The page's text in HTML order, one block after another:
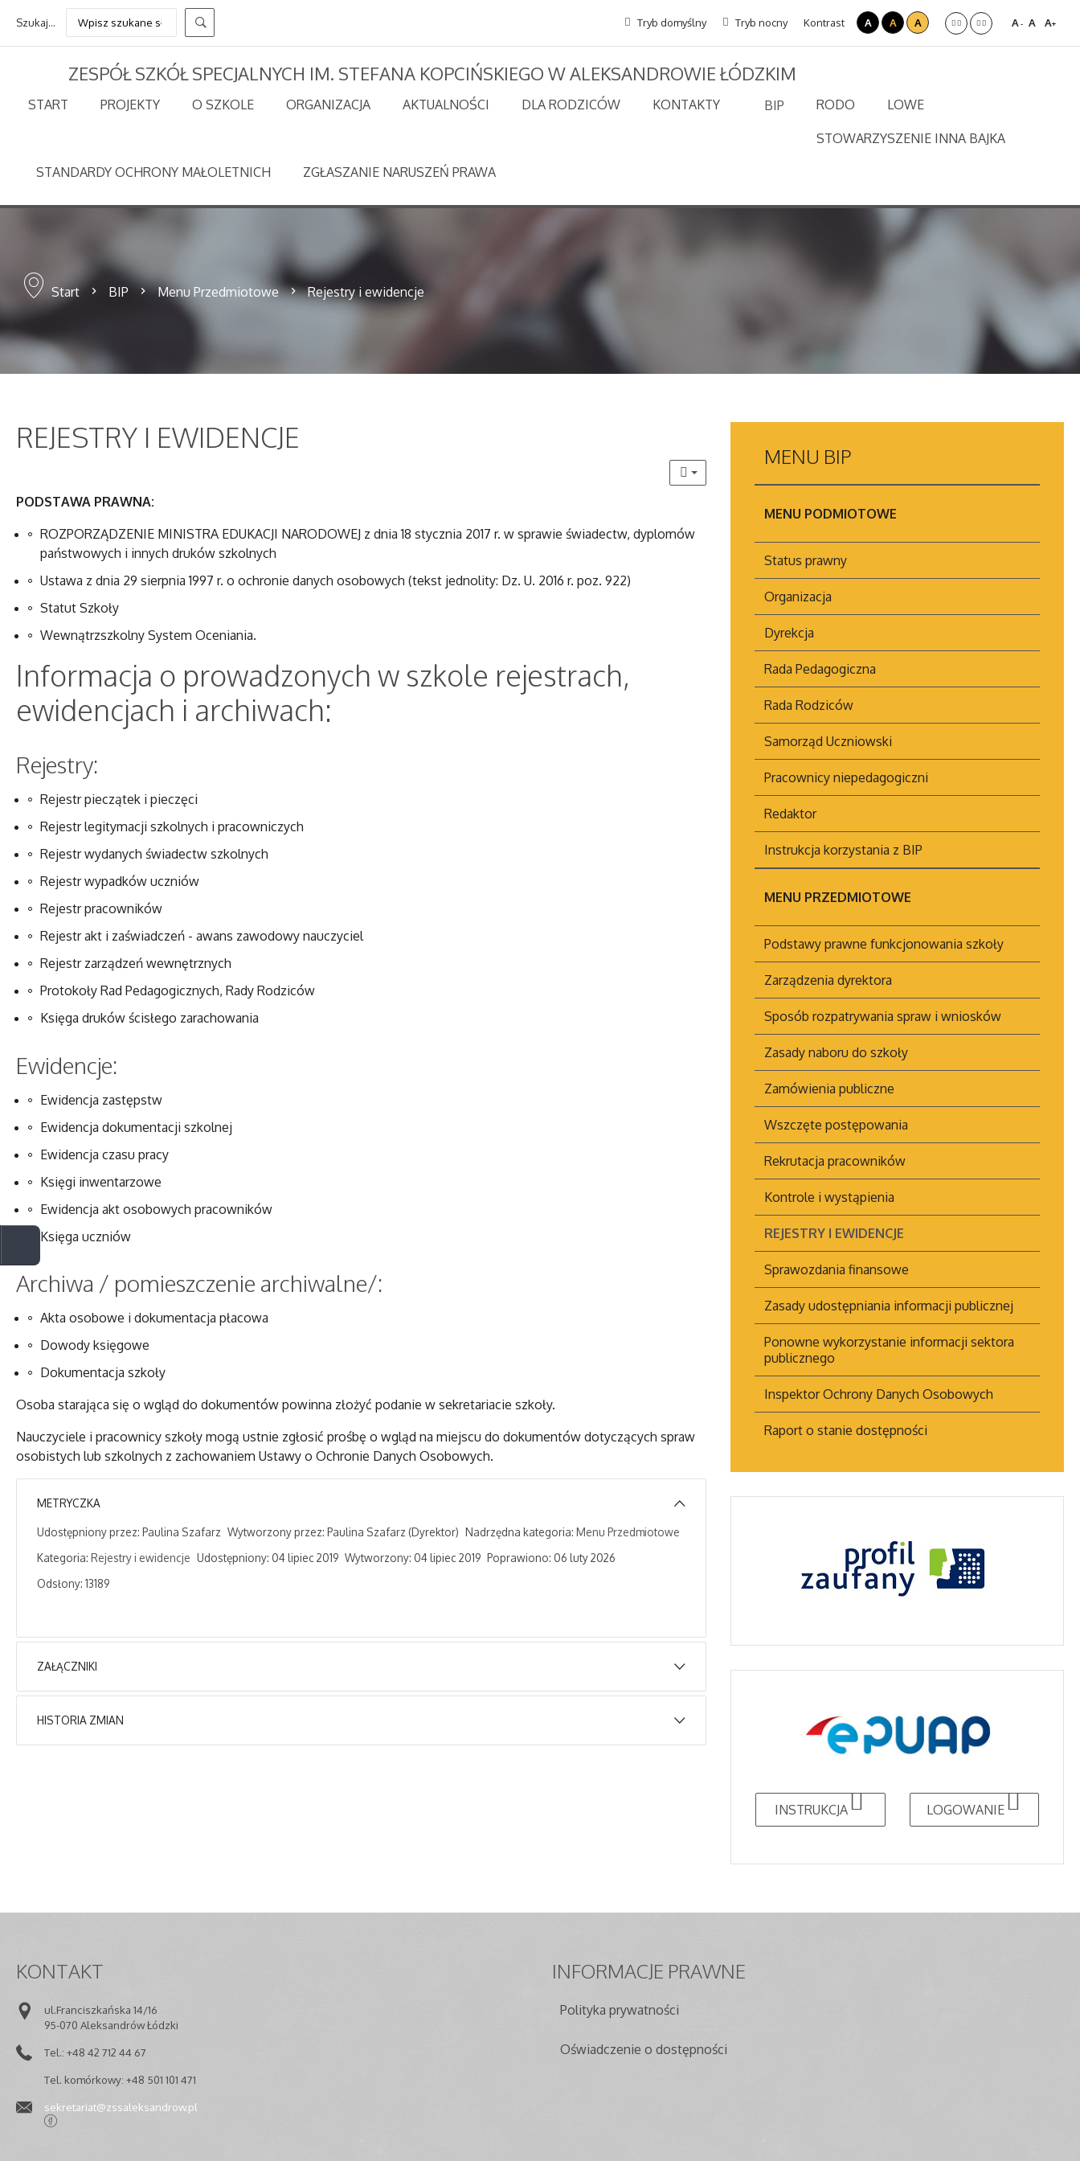
Szukaj... Tryb domyślny Tryb nocny Kontrast A A A A- A A+
ZESPÓŁ SZKÓŁ SPECJALNYCH IM. STEFANA KOPCIŃSKIEGO W ALEKSANDROWIE ŁÓDZKIM
START PROJEKTY O SZKOLE ORGANIZACJA AKTUALNOŚCI DLA RODZICÓW KONTAKTY BIP RODO LOWE
STOWARZYSZENIE INNA BAJKA
STANDARDY OCHRONY MAŁOLETNICH ZGŁASZANIE NARUSZEŃ PRAWA
Start BIP Menu Przedmiotowe Rejestry i ewidencje
REJESTRY I EWIDENCJE
PODSTAWA PRAWNA:
ROZPORZĄDZENIE MINISTRA EDUKACJI NARODOWEJ z dnia 18 stycznia 2017 r. w sprawie świadectw, dyplomów
państwowych i innych druków szkolnych
Ustawa z dnia 29 sierpnia 1997 r. o ochronie danych osobowych (tekst jednolity: Dz. U. 2016 r. poz. 922)
Statut Szkoły
Wewnątrzszkolny System Oceniania.
Informacja o prowadzonych w szkole rejestrach,
ewidencjach i archiwach:
Rejestry:
Rejestr pieczątek i pieczęci
Rejestr legitymacji szkolnych i pracowniczych
Rejestr wydanych świadectw szkolnych
Rejestr wypadków uczniów
Rejestr pracowników
Rejestr akt i zaświadczeń - awans zawodowy nauczyciel
Rejestr zarządzeń wewnętrznych
Protokoły Rad Pedagogicznych, Rady Rodziców
Księga druków ścisłego zarachowania
Ewidencje:
Ewidencja zastępstw
Ewidencja dokumentacji szkolnej
Ewidencja czasu pracy
Księgi inwentarzowe
Ewidencja akt osobowych pracowników
Księga uczniów
Archiwa / pomieszczenie archiwalne/:
Akta osobowe i dokumentacja płacowa
Dowody księgowe
Dokumentacja szkoły
Osoba starająca się o wgląd do dokumentów powinna złożyć podanie w sekretariacie szkoły.
Nauczyciele i pracownicy szkoły mogą ustnie zgłosić prośbę o wgląd na miejscu do dokumentów dotyczących spraw
osobistych lub szkolnych z zachowaniem Ustawy o Ochronie Danych Osobowych.
METRYCZKA
Udostępniony przez: Paulina Szafarz Wytworzony przez: Paulina Szafarz (Dyrektor) Nadrzędna kategoria: Menu Przedmiotowe
Kategoria: Rejestry i ewidencje Udostępniony: 04 lipiec 2019 Wytworzony: 04 lipiec 2019 Poprawiono: 06 luty 2026
Odsłony: 13189
ZAŁĄCZNIKI
Brak załączników.
HISTORIA ZMIAN
MENU BIP
MENU PODMIOTOWE
Status prawny
Organizacja
Dyrekcja
Rada Pedagogiczna
Rada Rodziców
Samorząd Uczniowski
Pracownicy niepedagogiczni
Redaktor
Instrukcja korzystania z BIP
MENU PRZEDMIOTOWE
Podstawy prawne funkcjonowania szkoły
Zarządzenia dyrektora
Sposób rozpatrywania spraw i wniosków
Zasady naboru do szkoły
Zamówienia publiczne
Wszczęte postępowania
Rekrutacja pracowników
Kontrole i wystąpienia
REJESTRY I EWIDENCJE
Sprawozdania finansowe
Zasady udostępniania informacji publicznej
Ponowne wykorzystanie informacji sektora
publicznego
Inspektor Ochrony Danych Osobowych
Raport o stanie dostępności
INSTRUKCJA LOGOWANIE
KONTAKT
ul.Franciszkańska 14/16
95-070 Aleksandrów Łódzki
Tel.: +48 42 712 44 67
Tel. komórkowy: +48 501 101 471
sekretariat@zssaleksandrow.pl
INFORMACJE PRAWNE
Polityka prywatności
Oświadczenie o dostępności